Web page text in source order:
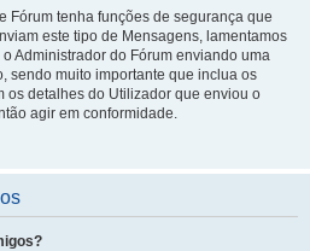
Fórum tenha funções de segurança que
este tipo de Mensagens, lamentamos
Administrador do Fórum enviando uma
sendo muito importante que inclua os
os detalhes do Utilizador que enviou o
agir em conformidade.